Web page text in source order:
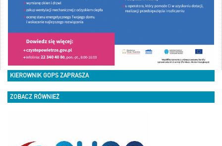
KIEROWNIK GOPS ZAPRASZA
ZOBACZ RÓWNIEŻ